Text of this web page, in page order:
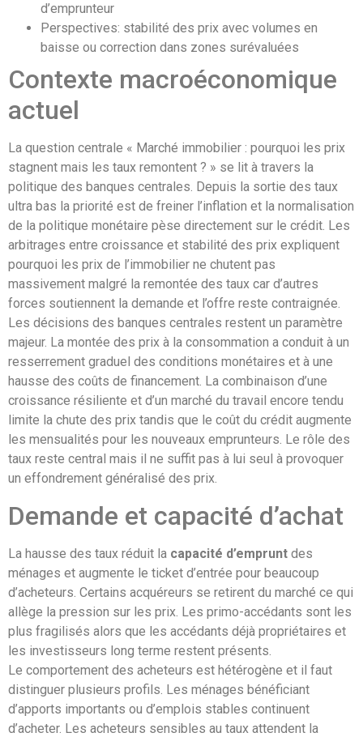
d’emprunteur
Perspectives: stabilité des prix avec volumes en
baisse ou correction dans zones surévaluées
Contexte macroéconomique
actuel
La question centrale « Marché immobilier : pourquoi les prix
stagnent mais les taux remontent ? » se lit à travers la
politique des banques centrales. Depuis la sortie des taux
ultra bas la priorité est de freiner l’inflation et la normalisation
de la politique monétaire pèse directement sur le crédit. Les
arbitrages entre croissance et stabilité des prix expliquent
pourquoi les prix de l’immobilier ne chutent pas
massivement malgré la remontée des taux car d’autres
forces soutiennent la demande et l’offre reste contraignée.
Les décisions des banques centrales restent un paramètre
majeur. La montée des prix à la consommation a conduit à un
resserrement graduel des conditions monétaires et à une
hausse des coûts de financement. La combinaison d’une
croissance résiliente et d’un marché du travail encore tendu
limite la chute des prix tandis que le coût du crédit augmente
les mensualités pour les nouveaux emprunteurs. Le rôle des
taux reste central mais il ne suffit pas à lui seul à provoquer
un effondrement généralisé des prix.
Demande et capacité d’achat
La hausse des taux réduit la capacité d’emprunt des
ménages et augmente le ticket d’entrée pour beaucoup
d’acheteurs. Certains acquéreurs se retirent du marché ce qui
allège la pression sur les prix. Les primo-accédants sont les
plus fragilisés alors que les accédants déjà propriétaires et
les investisseurs long terme restent présents.
Le comportement des acheteurs est hétérogène et il faut
distinguer plusieurs profils. Les ménages bénéficiant
d’apports importants ou d’emplois stables continuent
d’acheter. Les acheteurs sensibles au taux attendent la